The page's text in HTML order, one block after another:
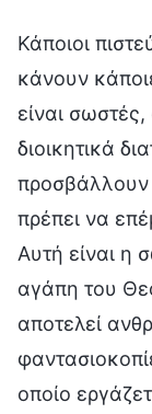
Κάποιοι
κάνουν
είναι
διοικητικά
προσβάλλουν
πρέπει να
Αυτή είναι η
αγάπη του
αποτελεί
οποίο